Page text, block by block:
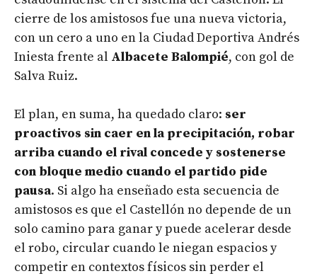
cierre de los amistosos fue una nueva victoria,
con un cero a uno en la Ciudad Deportiva Andrés
Iniesta frente al Albacete Balompié, con gol de
Salva Ruiz.
El plan, en suma, ha quedado claro: ser
proactivos sin caer en la precipitación, robar
arriba cuando el rival concede y sostenerse
con bloque medio cuando el partido pide
pausa. Si algo ha enseñado esta secuencia de
amistosos es que el Castellón no depende de un
solo camino para ganar y puede acelerar desde
el robo, circular cuando le niegan espacios y
competir en contextos físicos sin perder el